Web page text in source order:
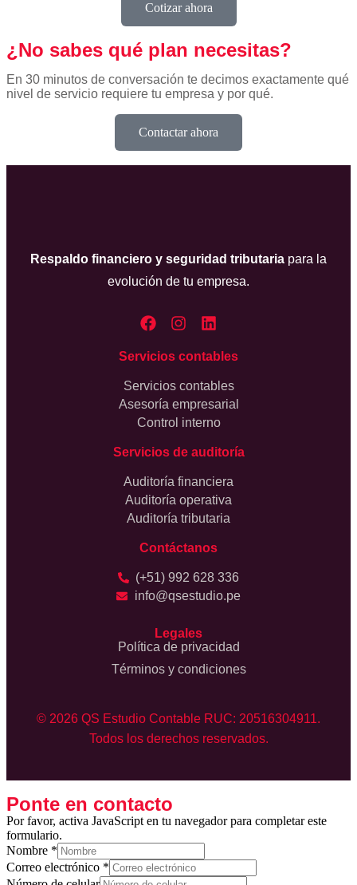
Cotizar ahora
¿No sabes qué plan necesitas?
En 30 minutos de conversación te decimos exactamente qué
nivel de servicio requiere tu empresa y por qué.
Contactar ahora
Respaldo financiero y seguridad tributaria para la
evolución de tu empresa.
Servicios contables
Servicios contables
Asesoría empresarial
Control interno
Servicios de auditoría
Auditoría financiera
Auditoría operativa
Auditoría tributaria
Contáctanos
(+51) 992 628 336
info@qsestudio.pe
Legales
Política de privacidad
Términos y condiciones
© 2026 QS Estudio Contable RUC: 20516304911.
Todos los derechos reservados.
Ponte en contacto
Por favor, activa JavaScript en tu navegador para completar este
formulario.
Nombre *
Correo electrónico *